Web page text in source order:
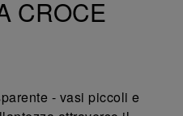
CROCE
- vasi piccoli e